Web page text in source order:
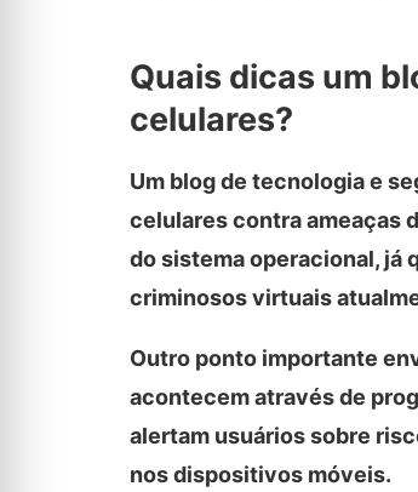
Quais dicas um
celulares?
Um blog de tecnologia e
celulares contra ameaças
do sistema operacional, já
criminosos virtuais
Outro ponto importante
acontecem através de
alertam usuários sobre
nos dispositivos móveis.